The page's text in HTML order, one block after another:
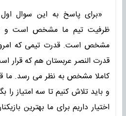
«برای پاسخ به این سوال
ظرفیت تیم ما مشخص است و
مشخص است. قدرت تیمی که
قدرت النصر عربستان هم که قرار
کاملا مشخص به نظر می رسد. ما
و باید تلاش کنیم تا سه امتیاز را
اختیار داریم برای ما بهترین